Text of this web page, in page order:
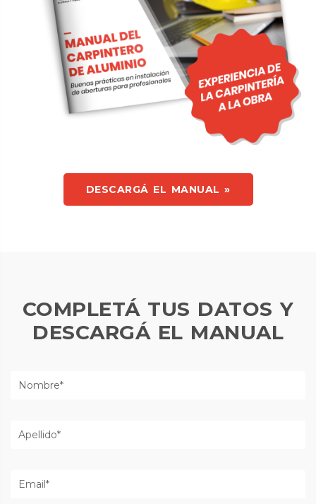
DESCARGÁ EL MANUAL »
COMPLETÁ TUS DATOS Y
DESCARGÁ EL MANUAL
Nombre
Apellido
Email